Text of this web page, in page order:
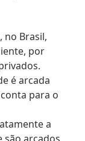
no Brasil,
por
é arcada
para o
a